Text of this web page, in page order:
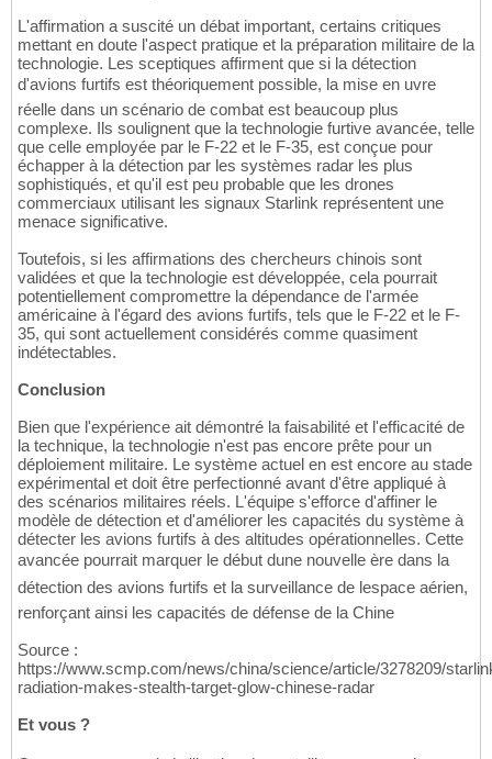
L'affirmation a suscité un débat important, certains critiques
mettant en doute l'aspect pratique et la préparation militaire de la
technologie. Les sceptiques affirment que si la détection
d'avions furtifs est théoriquement possible, la mise en uvre
réelle dans un scénario de combat est beaucoup plus
complexe. Ils soulignent que la technologie furtive avancée, telle
que celle employée par le F-22 et le F-35, est conçue pour
échapper à la détection par les systèmes radar les plus
sophistiqués, et qu'il est peu probable que les drones
commerciaux utilisant les signaux Starlink représentent une
menace significative.
Toutefois, si les affirmations des chercheurs chinois sont
validées et que la technologie est développée, cela pourrait
potentiellement compromettre la dépendance de l'armée
américaine à l'égard des avions furtifs, tels que le F-22 et le F-
35, qui sont actuellement considérés comme quasiment
indétectables.
Conclusion
Bien que l'expérience ait démontré la faisabilité et l'efficacité de
la technique, la technologie n'est pas encore prête pour un
déploiement militaire. Le système actuel en est encore au stade
expérimental et doit être perfectionné avant d'être appliqué à
des scénarios militaires réels. L'équipe s'efforce d'affiner le
modèle de détection et d'améliorer les capacités du système à
détecter les avions furtifs à des altitudes opérationnelles. Cette
avancée pourrait marquer le début dune nouvelle ère dans la
détection des avions furtifs et la surveillance de lespace aérien,
renforçant ainsi les capacités de défense de la Chine
Source :
https://www.scmp.com/news/china/science/article/3278209/
radiation-makes-stealth-target-glow-chinese-radar
Et vous ?